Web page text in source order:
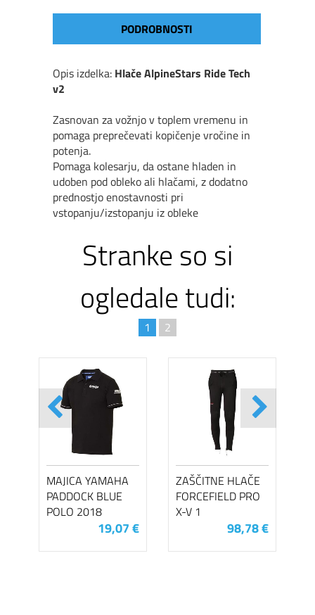
PODROBNOSTI
Opis izdelka: Hlače AlpineStars Ride Tech
v2
Zasnovan za vožnjo v toplem vremenu in
pomaga preprečevati kopičenje vročine in
potenja.
Pomaga kolesarju, da ostane hladen in
udoben pod obleko ali hlačami, z dodatno
prednostjo enostavnosti pri
vstopanju/izstopanju iz obleke
Stranke so si
ogledale tudi:
1 2
MAJICA YAMAHA
PADDOCK BLUE
POLO 2018
19,07 €
ZAŠČITNE HLAČE
FORCEFIELD PRO
X-V 1
98,78 €